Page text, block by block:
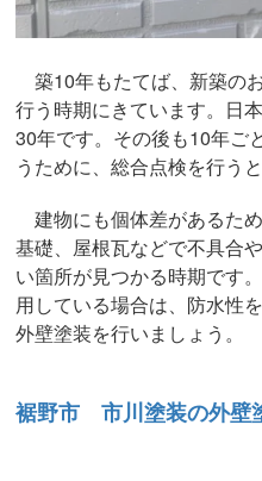
築10年もたてば、新築の
行う時期にきています。日
30年です。その後も10年ご
うために、総合点検を行う
建物にも個体差があるた
基礎、屋根瓦などで不具合
い箇所が見つかる時期です
用している場合は、防水性
外壁塗装を行いましょう。
裾野市 市川塗装の外壁